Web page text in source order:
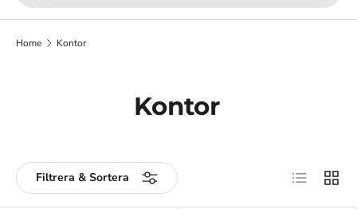
Home Kontor
Kontor
Filtrera & Sortera Visa som